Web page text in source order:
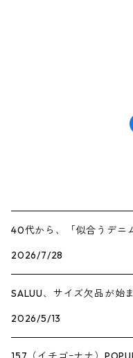
40代から、「似合うデニ
2026/7/28
SALUU、サイズ欠品が始
2026/5/13